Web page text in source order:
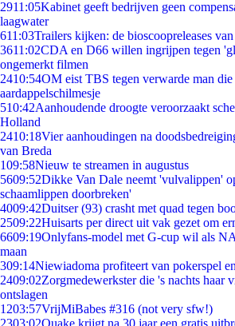
2911:05Kabinet geeft bedrijven geen
laagwater
611:03Trailers kijken: de bioscoopreleases
3611:02CDA en D66 willen ingrijpen tegen
ongemerkt filmen
2410:54OM eist TBS tegen verwarde man die
aardappelschilmesje
510:42Aanhoudende droogte veroorzaakt
Holland
2410:18Vier aanhoudingen na
van Breda
109:58Nieuw te streamen in augustus
5609:52Dikke Van Dale neemt 'vulvalippen'
schaamlippen doorbreken'
4009:42Duitser (93) crasht met quad tegen
2509:22Huisarts per direct uit vak gezet om
6609:19Onlyfans-model met G-cup wil als
maan
309:14Niewiadoma profiteert van pokerspel
2409:02Zorgmedewerkster die 's nachts haar
ontslagen
1203:57VrijMiBabes #316 (not very sfw!)
2303:02Quake krijgt na 30 jaar een gratis